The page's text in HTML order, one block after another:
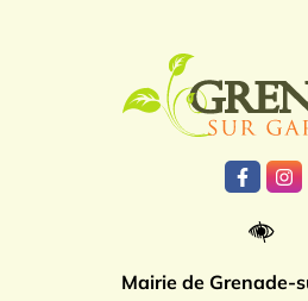
Lien
Mairie de Grenade-